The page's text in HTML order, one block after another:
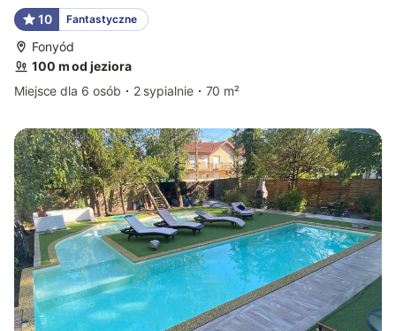
10 Fantastyczne
Fonyód
100 m od jeziora
Miejsce dla 6 osób
2 sypialnie 70 m²